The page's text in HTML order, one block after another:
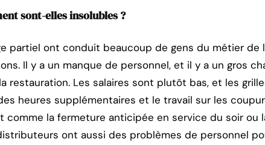
sont-elles insolubles ?
partiel ont conduit beaucoup de gens du métier de
Il y a un manque de personnel, et il y a un gros
restauration. Les salaires sont plutôt bas, et les
heures supplémentaires et le travail sur les
comme la fermeture anticipée en service du soir ou
ont aussi des problèmes de personnel